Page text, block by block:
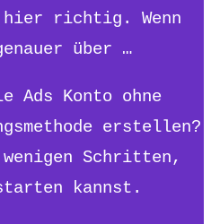
richtig. Wenn
über …
Ads Konto ohne
erstellen?
Schritten,
kannst.